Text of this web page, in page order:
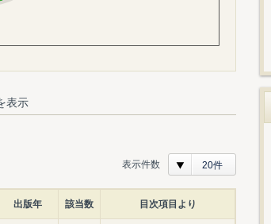
表示
表示件数 20件
出版年 該当数 目次項目より